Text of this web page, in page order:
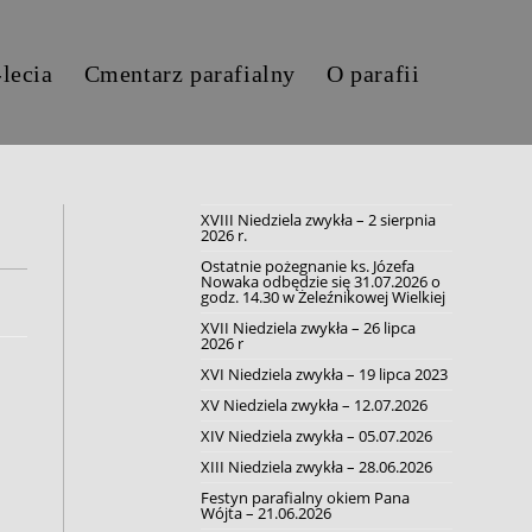
Cmentarz parafialny O parafii
XVIII Niedziela zwykła – 2 sierpnia
2026 r.
Ostatnie pożegnanie ks. Józefa
Nowaka odbędzie się 31.07.2026 o
godz. 14.30 w Żeleźnikowej Wielkiej
XVII Niedziela zwykła – 26 lipca
2026 r
XVI Niedziela zwykła – 19 lipca 2023
XV Niedziela zwykła – 12.07.2026
XIV Niedziela zwykła – 05.07.2026
XIII Niedziela zwykła – 28.06.2026
Festyn parafialny okiem Pana
Wójta – 21.06.2026